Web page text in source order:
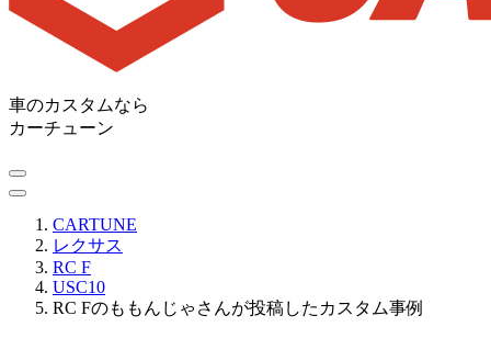
車のカスタムなら
カーチューン
CARTUNE
レクサス
RC F
USC10
RC Fのももんじゃさんが投稿したカスタム事例